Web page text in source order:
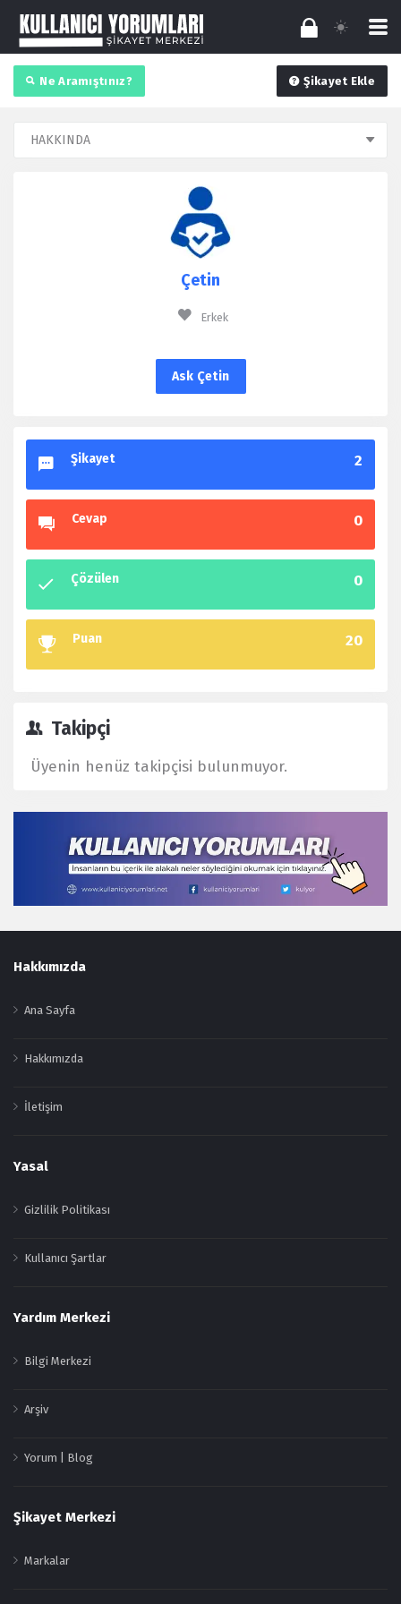
Ne Aramıştınız? Şikayet Ekle
Çetin
Erkek
Ask Çetin
2
Şikayet
0
Cevap
0
Çözülen
20
Puan
Takipçi
Üyenin henüz takipçisi bulunmuyor.
Footer
Hakkımızda
Ana Sayfa
Hakkımızda
İletişim
Yasal
Gizlilik Politikası
Kullanıcı Şartlar
Yardım Merkezi
Bilgi Merkezi
Arşiv
Yorum | Blog
Şikayet Merkezi
Markalar